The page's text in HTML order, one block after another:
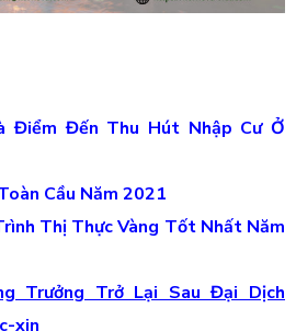
Điểm Đến Thu Hút Nhập Cư Ở
Cầu Năm 2021
Thị Thực Vàng Tốt Nhất Năm
Trưởng Trở Lại Sau Đại Dịch
xin